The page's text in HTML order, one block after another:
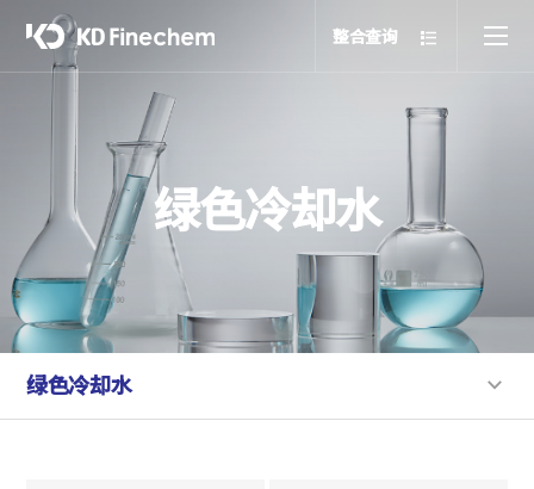
整合查询
绿色冷却水
绿色冷却水